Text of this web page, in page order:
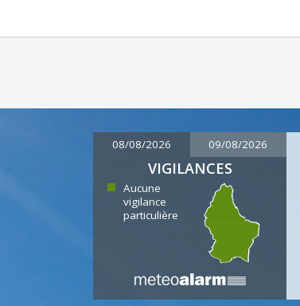
08/08/2026 09/08/2026
VIGILANCES
Aucune
vigilance
particulière